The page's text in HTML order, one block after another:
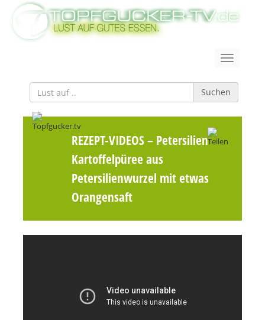
Suchen
REZEPT-VIDEOS– Petersilien -
Kartoffelpüree aus
Petersilienwurzel mit etwas
Orangensaft